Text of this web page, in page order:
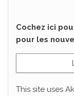
Cochez ici
pour les
This site uses